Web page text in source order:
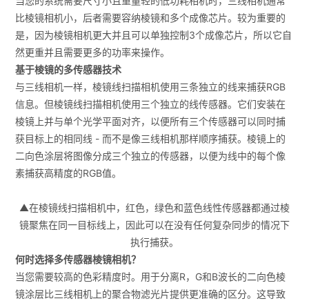
比棱镜相机小，后者需要容纳棱镜和多个成像芯片。较为重要的
是，因为棱镜相机更大并且可以单独控制3个成像芯片，所以它自
然更重并且需要更多的功率来操作。
基于棱镜的多传感器技术
与三线相机一样，棱镜线扫描相机使用三条独立的线来捕获RGB
信息。但棱镜线扫描相机使用三个独立的线传感器。它们安装在
棱镜上并与单个光学平面对齐，以便所有三个传感器可以同时捕
获目标上的相同线 - 而不是像三线相机那样顺序捕获。棱镜上的
二向色涂层将图像分成三个独立的传感器，以便为线中的每个像
素捕获高精度的RGB值。
▲在棱镜线扫描相机中，红色，绿色和蓝色线性传感器都通过棱
镜聚焦在同一目标线上，因此可以在没有任何复杂同步的情况下
执行捕获。
何时选择多传感器棱镜相机？
当您需要较高的色彩精度时。用于分离R，G和B波长的二向色棱
镜涂层比三线相机上的聚合物滤光片提供更准确的区分。这导致